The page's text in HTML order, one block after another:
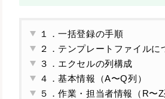
１．一括登録の手順
２．テンプレートファイルに
３．エクセルの列構成
４．基本情報（A〜Q列）
５．作業・担当者情報（R〜Z